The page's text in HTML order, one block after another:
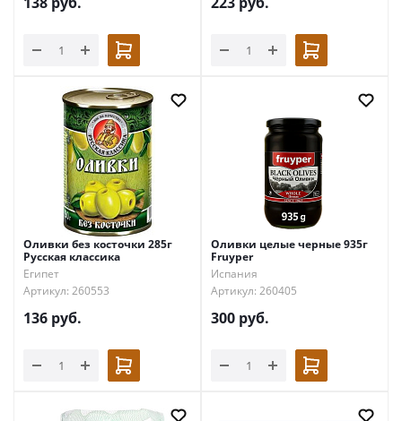
Оливки без косточки 285г
Русская классика
Египет
Артикул: 260553
136 руб.
Оливки целые черные 935г
Fruyper
Испания
Артикул: 260405
300 руб.